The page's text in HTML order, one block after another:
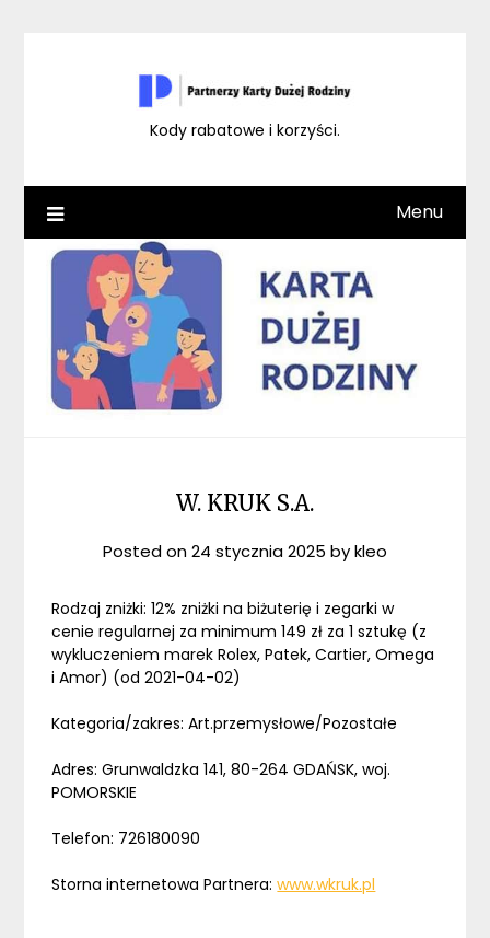
Kody rabatowe i korzyści.
Menu
W. KRUK S.A.
Posted on24 stycznia 2025 bykleo
Rodzaj zniżki: 12% zniżki na biżuterię i zegarki w
cenie regularnej za minimum 149 zł za 1 sztukę (z
wykluczeniem marek Rolex, Patek, Cartier, Omega
i Amor) (od 2021-04-02)
Kategoria/zakres: Art.przemysłowe/Pozostałe
Adres: Grunwaldzka 141, 80-264 GDAŃSK, woj.
POMORSKIE
Telefon: 726180090
Storna internetowa Partnera:www.wkruk.pl